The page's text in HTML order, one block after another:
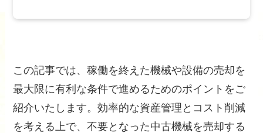
この記事では、稼働を終えた機械や設備の売却を
最大限に有利な条件で進めるためのポイントをご
紹介いたします。効率的な資産管理とコスト削減
を考える上で、不要となった中古機械を売却する